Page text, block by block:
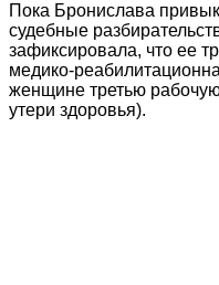
Пока Бронислава
судебные
зафиксировала, что ее
медико-
женщине третью
утери здоровья).